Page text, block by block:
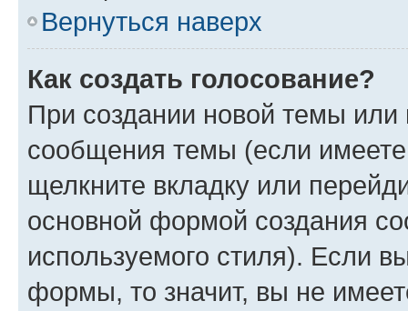
Вернуться наверх
Как создать голосование?
При создании новой темы или
сообщения темы (если
щелкните вкладку или
основной формой создания
используемого стиля). Если
формы, то значит, вы не